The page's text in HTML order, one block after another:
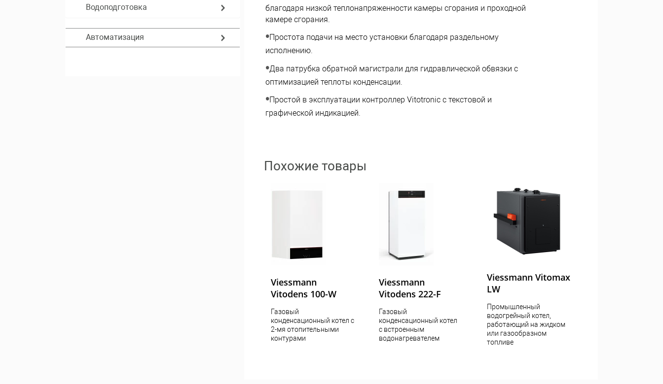
Водоподготовка
Автоматизация
благодаря низкой теплонапряженности камеры сгорания и проходной
камере сгорания.
Простота подачи на место установки благодаря раздельному
исполнению.
Два патрубка обратной магистрали для гидравлической обвязки с
оптимизацией теплоты конденсации.
Простой в эксплуатации контроллер Vitotronic с текстовой и
графической индикацией.
Похожие товары
Viessmann
Vitodens 100-W
Газовый
конденсационный котел c
2-мя отопительными
контурами
Viessmann
Vitodens 222-F
Газовый
конденсационный котел
с встроенным
водонагревателем
Viessmann Vitomax
LW
Промышленный
водогрейный котел,
работающий на жидком
или газообразном
топливе